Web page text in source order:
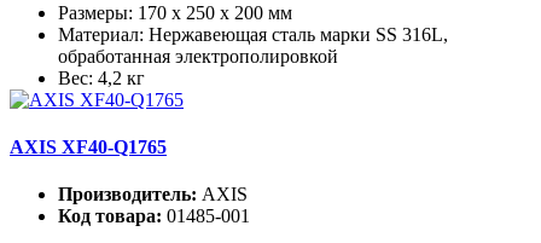
Размеры: 170 x 250 x 200 мм
Материал: Нержавеющая сталь марки SS 316L,
обработанная электрополировкой
Вес: 4,2 кг
AXIS XF40-Q1765
Производитель: AXIS
Код товара: 01485-001